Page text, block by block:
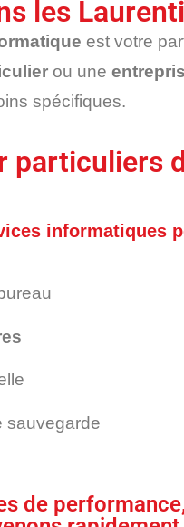
les
est votre
ou une
spécifiques.
informatiques
sauvegarde
de